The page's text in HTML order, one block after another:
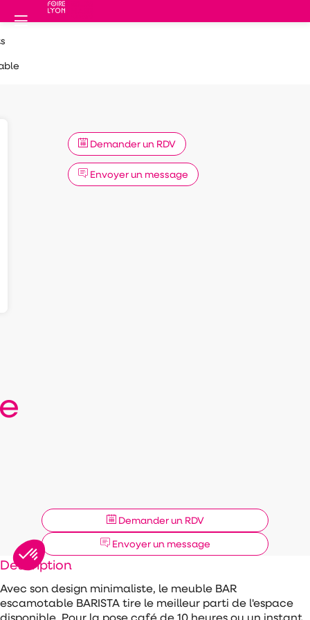
Demander un RDV
Envoyer un message
Demander un RDV
Envoyer un message
Description
Avec son design minimaliste, le meuble BAR
escamotable BARISTA tire le meilleur parti de l'espace